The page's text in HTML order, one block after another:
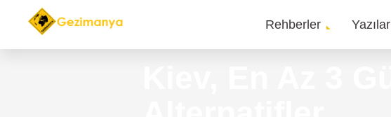
Main
Rehberler Yazılar